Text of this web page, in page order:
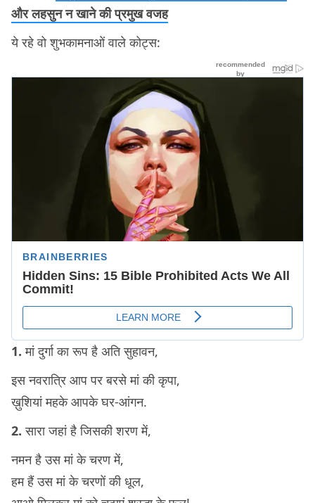
और लहसुन न खाने की प्रमुख वजह
ये रहे वो शुभकामनाओं वाले कोट्स:
1. मां दुर्गा का रूप है अति सुहावन,
इस नवरात्रि आप पर बरसे मां की कृपा,
ख़ुशियां महके आपके घर-आंगन.
2.सारा जहां है जिसकी शरण में,
नमन है उस मां के चरण में,
हम हैं उस मां के चरणों की धूल,